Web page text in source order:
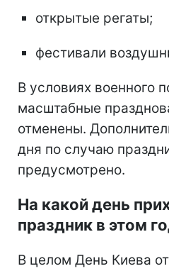
открытые регаты;
фестивали
В условиях военного
масштабные
отменены.
дня по случаю
предусмотрено.
На какой день
праздник в этом
В целом День Киева